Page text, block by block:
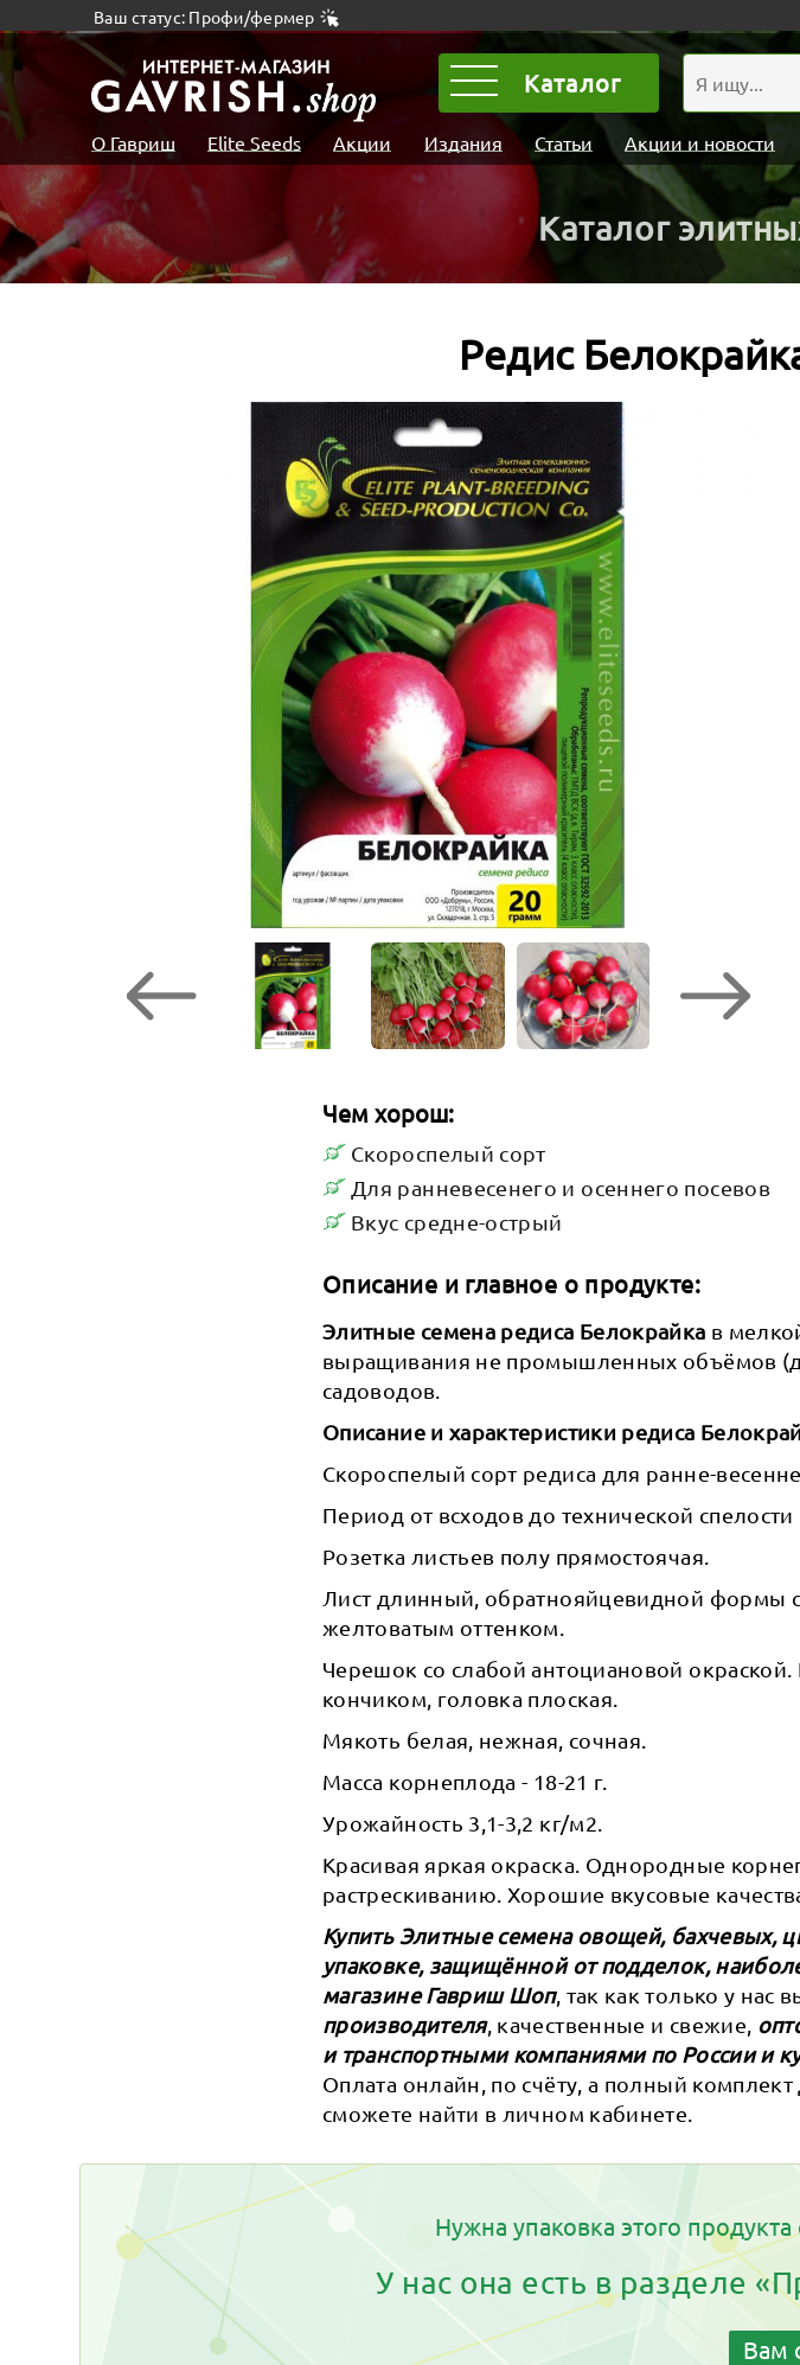
Ваш статус: Профи/фермер
Каталог
О Гавриш Elite Seeds Акции Издания Статьи Акции и новости
Каталог
Редис
Чем хорош:
Скороспелый сорт
Для ранневесенего и осеннего посевов
Вкус средне-острый
Описание и главное о продукте:
Элитные семена редиса Белокрайка в
выращивания не промышленных объёмов
садоводов.
Описание и характеристики редиса
Скороспелый сорт редиса для ранне-
Период от всходов до технической спелости
Розетка листьев полу прямостоячая.
Лист длинный, обратнояйцевидной формы
желтоватым оттенком.
Черешок со слабой антоциановой
кончиком, головка плоская.
Мякоть белая, нежная, сочная.
Масса корнеплода - 18-21 г.
Урожайность 3,1-3,2 кг/м2.
Красивая яркая окраска. Однородные
растрескиванию. Хорошие вкусовые
Купить Элитные семена овощей, бахчевых,
упаковке, защищённой от подделок,
магазине Гавриш Шоп, так как только у нас
производителя, качественные и свежие,
и транспортными компаниями по России и
Оплата онлайн, по счёту, а полный
сможете найти в личном кабинете.
Нужна упаковка этого
У нас она есть в разделе
Вам